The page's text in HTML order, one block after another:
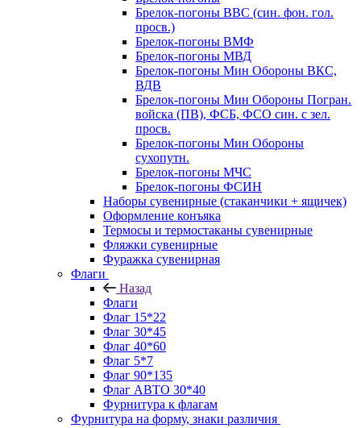
Брелок-погоны ВВС (син. фон. гол.
просв.)
Брелок-погоны ВМФ
Брелок-погоны МВД
Брелок-погоны Мин Обороны ВКС,
ВДВ
Брелок-погоны Мин Обороны Погран.
войска (ПВ), ФСБ, ФСО син. с зел.
просв.
Брелок-погоны Мин Обороны
сухопутн.
Брелок-погоны МЧС
Брелок-погоны ФСИН
Наборы сувенирные (стаканчики + ящичек)
Оформление конъяка
Термосы и термостаканы сувенирные
Фляжки сувенирные
Фуражка сувенирная
Флаги
Назад
Флаги
Флаг 15*22
Флаг 30*45
Флаг 40*60
Флаг 5*7
Флаг 90*135
Флаг АВТО 30*40
Фурнитура к флагам
Фурнитура на форму, знаки различия